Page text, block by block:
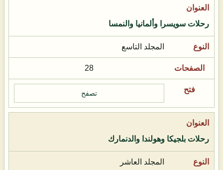
رحلات سويسرا وألمانيا والنمسا
المجلد التاسع
28
تصفح
رحلات بلجيكا وهولندا والدنمارك
المجلد العاشر